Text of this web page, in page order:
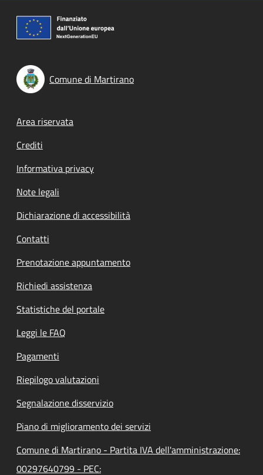
Comune di Martirano
Footer menu
Area riservata
Crediti
Informativa privacy
Note legali
Dichiarazione di accessibilità
Contatti
Prenotazione appuntamento
Richiedi assistenza
Statistiche del portale
Leggi le FAQ
Pagamenti
Riepilogo valutazioni
Segnalazione disservizio
Piano di miglioramento dei servizi
Comune di Martirano - Partita IVA dell'amministrazione:
00297640799 - PEC: